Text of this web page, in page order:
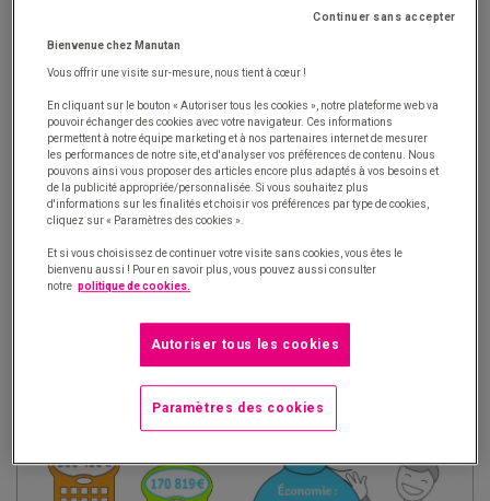
Continuer sans accepter
Bienvenue chez Manutan
Vous offrir une visite sur-mesure, nous tient à cœur !
En cliquant sur le bouton « Autoriser tous les cookies », notre plateforme web va
pouvoir échanger des cookies avec votre navigateur. Ces informations
permettent à notre équipe marketing et à nos partenaires internet de mesurer
les performances de notre site, et d'analyser vos préférences de contenu. Nous
pouvons ainsi vous proposer des articles encore plus adaptés à vos besoins et
de la publicité appropriée/personnalisée. Si vous souhaitez plus
d'informations sur les finalités et choisir vos préférences par type de cookies,
cliquez sur « Paramètres des cookies ».
Et si vous choisissez de continuer votre visite sans cookies, vous êtes le
bienvenu aussi ! Pour en savoir plus, vous pouvez aussi consulter
notre politique de cookies.
Autoriser tous les cookies
Paramètres des cookies